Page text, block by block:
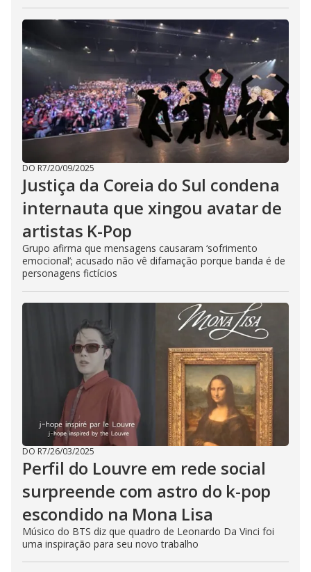
DO R7/20/09/2025
Justiça da Coreia do Sul condena
internauta que xingou avatar de
artistas K-Pop
Grupo afirma que mensagens causaram ‘sofrimento
emocional’; acusado não vê difamação porque banda é de
personagens fictícios
DO R7/26/03/2025
Perfil do Louvre em rede social
surpreende com astro do k-pop
escondido na Mona Lisa
Músico do BTS diz que quadro de Leonardo Da Vinci foi
uma inspiração para seu novo trabalho